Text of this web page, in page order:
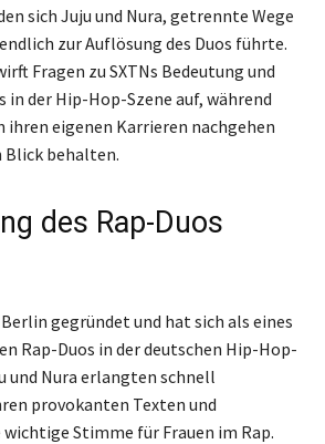
sich Juju und Nura, getrennte Wege
zur Auflösung des Duos führte.
Fragen zu SXTNs Bedeutung und
der Hip-Hop-Szene auf, während
ihren eigenen Karrieren nachgehen
Blick behalten.
des Rap-Duos
Berlin gegründet und hat sich als eines
Rap-Duos in der deutschen Hip-Hop-
und Nura erlangten schnell
provokanten Texten und
Stimme für Frauen im Rap.